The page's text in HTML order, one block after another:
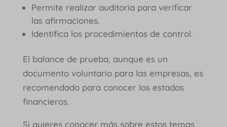
Permite realizar auditoria para verificar
las afirmaciones.
Identifica los procedimientos de control.
El balance de prueba, aunque es un
documento voluntario para las empresas, es
recomendado para conocer los estados
financieros.
Si quieres conocer más sobre estos temas